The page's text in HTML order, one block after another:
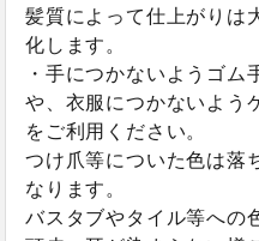
髪質によって仕上がりは
化します。
・手につかないようゴム
や、衣服につかないよう
をご利用ください。
つけ爪等についた色は落
なります。
バスタブやタイル等への